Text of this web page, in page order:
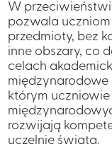
W
pozwala
przedmioty, bez
inne obszary, co
celach
międzynarodowe
którym uczniowie
rozwijają
uczelnie świata.